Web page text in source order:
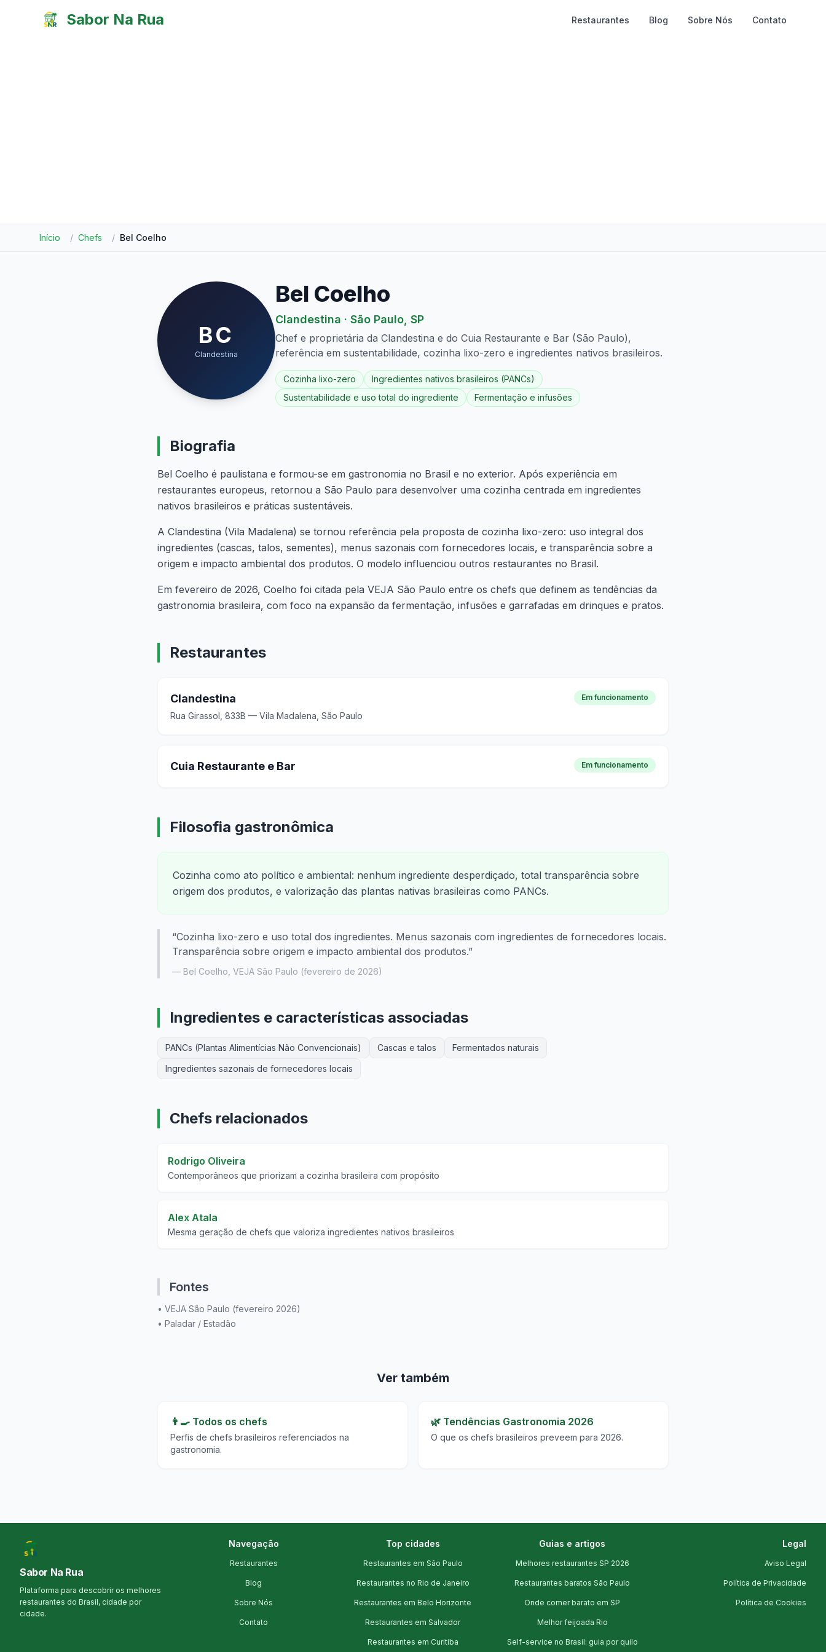
Sabor Na Rua Restaurantes Blog Sobre Nós Contato
Início / Chefs / Bel Coelho
BC
Clandestina
Bel Coelho
Clandestina · São Paulo SP
Chef e proprietária da Clandestina e do Cuia Restaurante e Bar (São Paulo),
referência em sustentabilidade, cozinha lixo-zero e ingredientes nativos brasileiros.
Cozinha lixo-zero
Ingredientes nativos brasileiros (PANCs)
Sustentabilidade e uso total do ingrediente
Fermentação e infusões
Biografia
Bel Coelho é paulistana e formou-se em gastronomia no Brasil e no exterior. Após experiência em
restaurantes europeus, retornou a São Paulo para desenvolver uma cozinha centrada em ingredientes
nativos brasileiros e práticas sustentáveis.
A Clandestina (Vila Madalena) se tornou referência pela proposta de cozinha lixo-zero: uso integral dos
ingredientes (cascas, talos, sementes), menus sazonais com fornecedores locais, e transparência sobre a
origem e impacto ambiental dos produtos. O modelo influenciou outros restaurantes no Brasil.
Em fevereiro de 2026, Coelho foi citada pela VEJA São Paulo entre os chefs que definem as tendências da
gastronomia brasileira, com foco na expansão da fermentação, infusões e garrafadas em drinques e pratos.
Restaurantes
Clandestina
Rua Girassol, 833B — Vila Madalena, São Paulo
Em funcionamento
Cuia Restaurante e Bar Em funcionamento
Filosofia gastronômica
Cozinha como ato político e ambiental: nenhum ingrediente desperdiçado, total transparência sobre
origem dos produtos, e valorização das plantas nativas brasileiras como PANCs.
“Cozinha lixo-zero e uso total dos ingredientes. Menus sazonais com ingredientes de fornecedores locais.
Transparência sobre origem e impacto ambiental dos produtos.”
— Bel Coelho VEJA São Paulo (fevereiro de 2026)
Ingredientes e características associadas
PANCs (Plantas Alimentícias Não Convencionais) Cascas e talos
Fermentados naturais
Ingredientes sazonais de fornecedores locais
Chefs relacionados
Rodrigo Oliveira
Contemporâneos que priorizam a cozinha brasileira com propósito
Alex Atala
Mesma geração de chefs que valoriza ingredientes nativos brasileiros
Fontes
• VEJA São Paulo (fevereiro 2026)
• Paladar / Estadão
Ver também
👨‍🍳 Todos os chefs
Perfis de chefs brasileiros referenciados na
gastronomia.
🌿 Tendências Gastronomia 2026
O que os chefs brasileiros preveem para 2026.
Sabor Na Rua
Plataforma para descobrir os melhores
restaurantes do Brasil, cidade por
cidade.
Navegação
Restaurantes
Blog
Sobre Nós
Contato
Top cidades
Restaurantes em São Paulo
Restaurantes no Rio de Janeiro
Restaurantes em Belo Horizonte
Restaurantes em Salvador
Restaurantes em Curitiba
Guias e artigos
Melhores restaurantes SP 2026
Restaurantes baratos São Paulo
Onde comer barato em SP
Melhor feijoada Rio
Self-service no Brasil: guia por quilo
Legal
Aviso Legal
Política de Privacidade
Política de Cookies